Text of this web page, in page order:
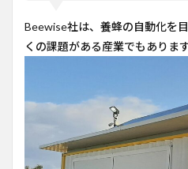
Beewise社は、養蜂の自動化を
くの課題がある産業でもあります